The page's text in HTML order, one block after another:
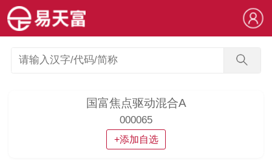
国富焦点驱动混合A
000065
+添加自选